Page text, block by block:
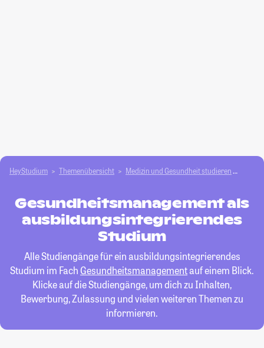
HeyStudium Themenübersicht Medizin und Gesundheit studieren
Gesundheitsmanagement als
ausbildungsintegrierendes
Studium
Alle Studiengänge für ein ausbildungsintegrierendes
Studium im Fach Gesundheitsmanagementauf einem Blick.
Klicke auf die Studiengänge, um dich zu Inhalten,
Bewerbung, Zulassung und vielen weiteren Themen zu
informieren.